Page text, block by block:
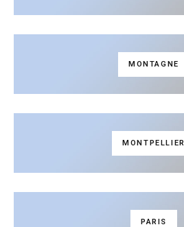
MONTAGNE
MONTPELLIER
PARIS